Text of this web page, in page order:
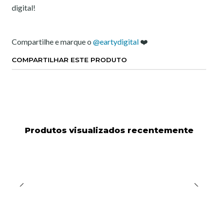
digital!
Compartilhe e marque o @eartydigital ❤️
COMPARTILHAR ESTE PRODUTO
Produtos visualizados recentemente